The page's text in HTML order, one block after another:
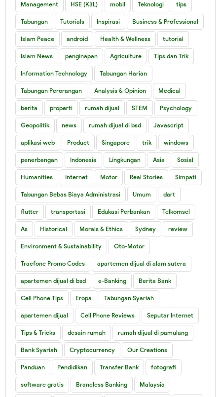
Management HSE (K3L) mobil Teknologi tips
Tabungan Tutorials Inspirasi Business & Professional
Islam Peace android Health & Wellness tutorial
Islam News penginapan Agriculture Tips dan Trik
Information Technology Tabungan Harian
Tabungan Perorangan Analysis & Opinion Medical
berita properti rumah dijual STEM Psychology
Geopolitik news rumah dijual di bsd Javascript
aplikasi web Product Singapore trik windows
penerbangan Indonesia Lingkungan Asia Sosial
Humanities Internet Motor Real Stories Simpati
Tabungan Bebas Biaya Administrasi Umum dart
flutter transportasi Edukasi Perbankan Telkomsel
As Historical Morals & Ethics Sydney review
Environment & Sustainability Oto-Motor
Tracfone Promo Codes apartemen dijual di alam sutera
apartemen dijual di bsd e-Banking Berita Bank
Cell Phone Tips Eropa Tabungan Syariah
apartemen dijual Cell Phone Reviews Seputar Internet
Tips & Tricks desain rumah rumah dijual di pamulang
Bank Syariah Cryptocurrency Our Creations
Panduan Pendidikan Transfer Bank fotografi
software gratis Brancless Banking Malaysia